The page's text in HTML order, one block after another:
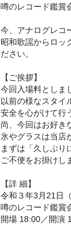
噂のレコード鑑賞
今、アナログレコ
昭和歌謡からロッ
ださい。
【ご挨拶】
今回入場料としま
以前の様なスタイ
安全を心がけて行
尚、今回はお好き
氷やグラスは当店
まずは「久しぶり
ご不便をお掛けし
【詳 細】
令和３年3 月21 日
噂のレコード鑑賞
開場 18:00／開演